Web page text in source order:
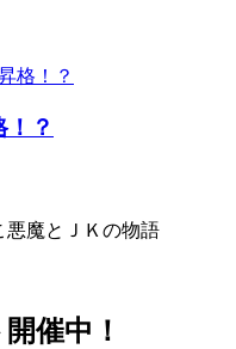
？
悪魔とＪＫの物語
催中！